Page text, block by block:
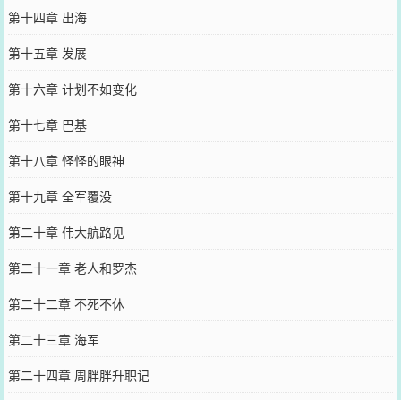
第十四章 出海
第十五章 发展
第十六章 计划不如变化
第十七章 巴基
第十八章 怪怪的眼神
第十九章 全军覆没
第二十章 伟大航路见
第二十一章 老人和罗杰
第二十二章 不死不休
第二十三章 海军
第二十四章 周胖胖升职记